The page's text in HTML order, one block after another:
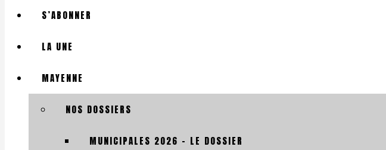
S’ABONNER
LA UNE
MAYENNE
NOS DOSSIERS
MUNICIPALES 2026 – LE DOSSIER